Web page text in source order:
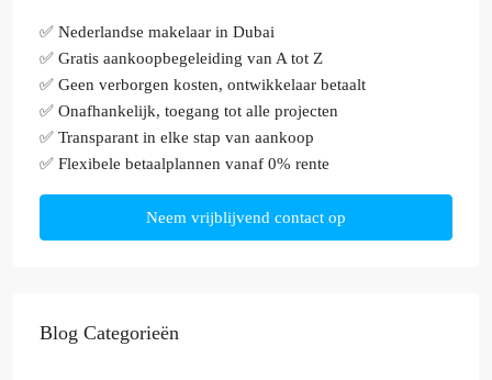
✅ Nederlandse makelaar in Dubai
✅ Gratis aankoopbegeleiding van A tot Z
✅ Geen verborgen kosten, ontwikkelaar betaalt
✅ Onafhankelijk, toegang tot alle projecten
✅ Transparant in elke stap van aankoop
✅ Flexibele betaalplannen vanaf 0% rente
Neem vrijblijvend contact op
Blog Categorieën